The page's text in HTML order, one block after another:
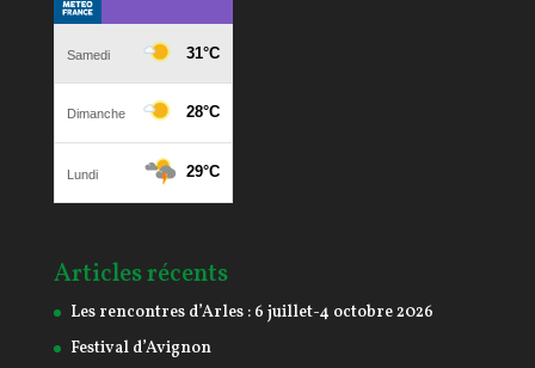
Articles récents
Les rencontres d’Arles : 6 juillet-4 octobre 2026
Festival d’Avignon